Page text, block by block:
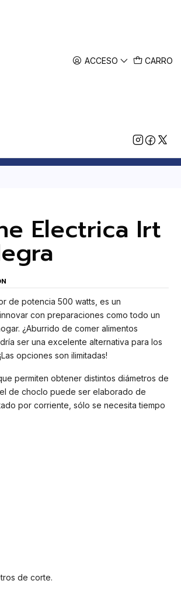
ACCESO CARRO
Electrica Irt
de potencia 500 watts, es un
con preparaciones como todo un
¿Aburrido de comer alimentos
ser una excelente alternativa para los
opciones son ilimitadas!
permiten obtener distintos diámetros de
de choclo puede ser elaborado de
por corriente, sólo se necesita tiempo
de corte.